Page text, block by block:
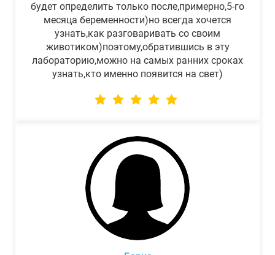
будет определить только после,примерно,5-го
месяца беременности)но всегда хочется
узнать,как разговаривать со своим
животиком)поэтому,обратившись в эту
лабораторию,можно на самых ранних сроках
узнать,кто именно появится на свет)